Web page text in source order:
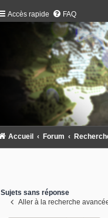
Accès rapide FAQ
Accueil Forum
Sujets sans réponse
Aller à la recherche